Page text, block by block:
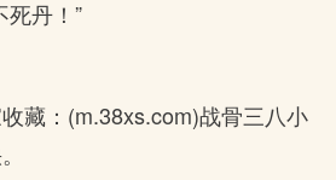
死丹！”
藏：(m.38xs.com)战骨三八小